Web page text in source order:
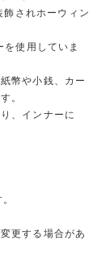
されホーウィン
使用していま
幣や小銭、カー
。
、インナーに
更する場合があ